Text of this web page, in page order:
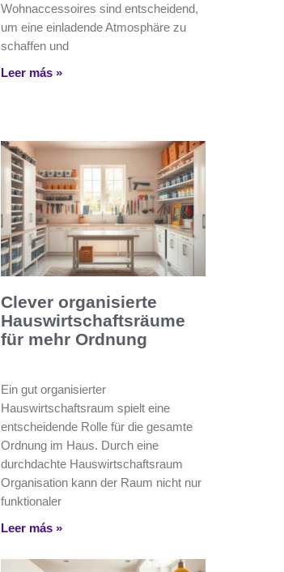
Wohnaccessoires sind entscheidend,
um eine einladende Atmosphäre zu
schaffen und
Leer más »
Clever organisierte
Hauswirtschaftsräume
für mehr Ordnung
Ein gut organisierter
Hauswirtschaftsraum spielt eine
entscheidende Rolle für die gesamte
Ordnung im Haus. Durch eine
durchdachte Hauswirtschaftsraum
Organisation kann der Raum nicht nur
funktionaler
Leer más »